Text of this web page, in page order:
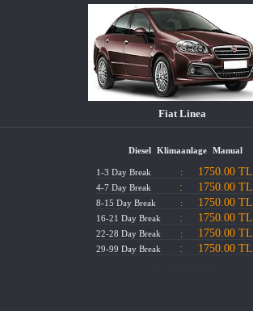
Fiat Linea
Diesel Klimaanlage Manual
1-3 Day Break : 1750.00 TL
4-7 Day Break : 1750.00 TL
8-15 Day Break : 1750.00 TL
16-21 Day Break : 1750.00 TL
22-28 Day Break : 1750.00 TL
29-99 Day Break : 1750.00 TL